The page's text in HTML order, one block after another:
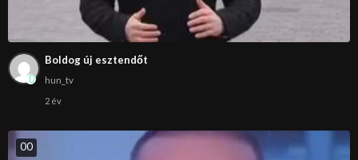
Boldog új esztendőt
hun_tv
2 év
00